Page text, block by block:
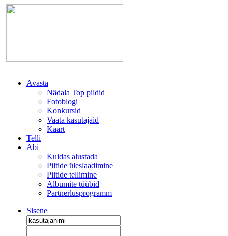
Avasta
Nädala Top pildid
Fotoblogi
Konkursid
Vaata kasutajaid
Kaart
Telli
Abi
Kuidas alustada
Piltide üleslaadimine
Piltide tellimine
Albumite tüübid
Partnerlusprogramm
Sisene